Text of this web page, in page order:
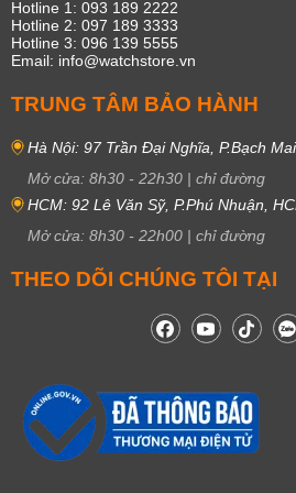
Hotline 1: 093 189 2222
Hotline 2: 097 189 3333
Hotline 3: 096 139 5555
Email: info@watchstore.vn
TRUNG TÂM BẢO HÀNH
Hà Nội: 97 Trần Đại Nghĩa, P.Bạch
Mở cửa: 8h30 - 22h30 | chỉ đường
HCM: 92 Lê Văn Sỹ, P.Phú Nhuận,
Mở cửa: 8h30 - 22h00 | chỉ đường
THEO DÕI CHÚNG TÔI TẠI